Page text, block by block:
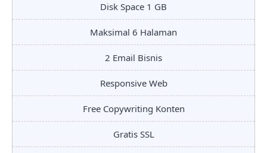
Disk Space 1 GB
Maksimal 6 Halaman
2 Email Bisnis
Responsive Web
Free Copywriting Konten
Gratis SSL